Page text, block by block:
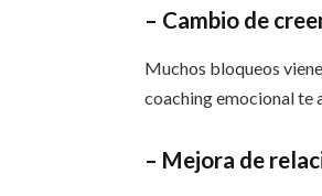
– Cambio de
Muchos bloqueos
coaching emocional te
– Mejora de